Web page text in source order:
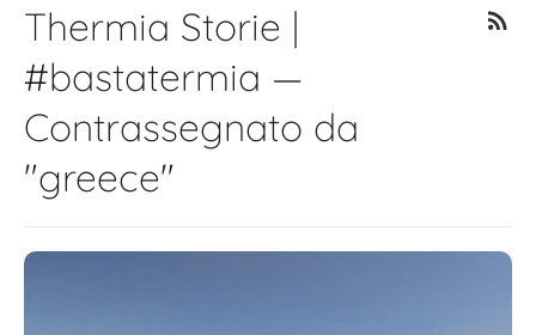
Thermia Storie |
#bastatermia —
Contrassegnato da
"greece"